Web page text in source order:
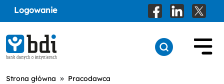
Logowanie
Strona główna » Pracodawca